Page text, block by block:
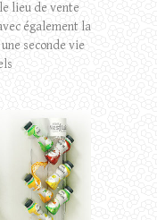
lieu de vente
également la
seconde vie